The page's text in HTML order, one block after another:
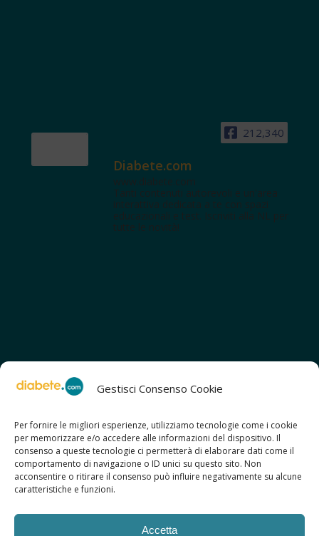
Gestisci Consenso Cookie
Per fornire le migliori esperienze, utilizziamo tecnologie come i cookie
per memorizzare e/o accedere alle informazioni del dispositivo. Il
consenso a queste tecnologie ci permetterà di elaborare dati come il
comportamento di navigazione o ID unici su questo sito. Non
acconsentire o ritirare il consenso può influire negativamente su alcune
caratteristiche e funzioni.
Accetta
212,340
Diabete.com
www.diabete.com
Tanti contenuti autorevoli e un'area
interattiva dedicata a te con spazi
educazionali e test. Iscriviti alla NL per
tutte le novità!
SCOPRI ANCHE:
> ilmiodiabete.com
> casadiabete.it
> digitaldiabetes.srl
> obesitalia.com